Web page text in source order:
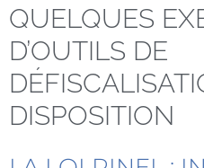
QUELQUES
D’OUTILS DE
DISPOSITION